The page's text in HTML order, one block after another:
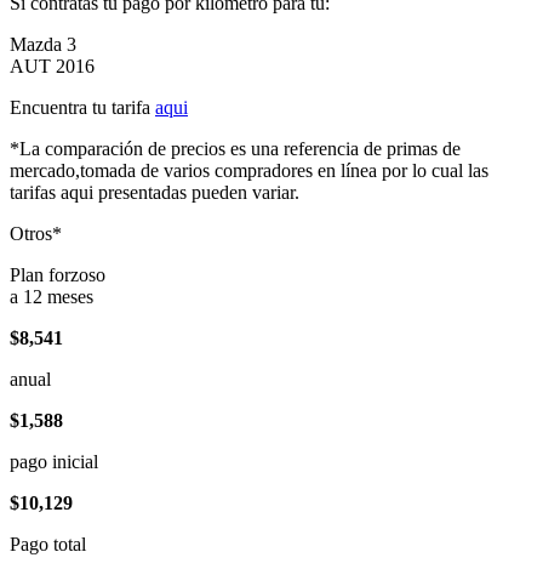
Mazda 3
AUT 2016
Encuentra tu tarifa aqui
*La comparación de precios es una referencia de primas de
mercado,tomada de varios compradores en línea por lo cual las
tarifas aqui presentadas pueden variar.
Otros*
Plan forzoso
a 12 meses
$8,541
anual
$1,588
pago inicial
$10,129
Pago total